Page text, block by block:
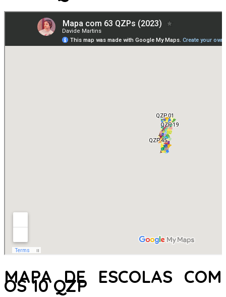
MAPA DE ESCOLAS COM
OS 10 QZP